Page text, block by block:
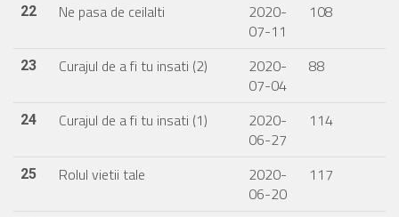
22 Ne pasa de ceilalti
2020-
07-11
108
23 Curajul de a fi tu insati (2)
2020-
07-04
88
24 Curajul de a fi tu insati (1)
2020-
06-27
114
25 Rolul vietii tale
2020-
06-20
117